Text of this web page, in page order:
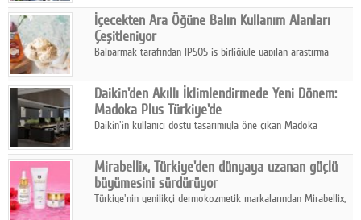
ettiriyor.
İçecekten Ara Öğüne Balın Kullanım Alanları
Çeşitleniyor
Balparmak tarafından IPSOS iş birliğiyle yapılan araştırma
ıhlamur gibi içeceklerde tercih ettiğini ortaya koyuyor.
Daikin'den Akıllı İklimlendirmede Yeni Dönem:
Madoka Plus Türkiye'de
Daikin'in kullanıcı dostu tasarımıyla öne çıkan Madoka
kontrol ünitesi Madoka Plus Türkiye'de satışa sunuldu.
Mirabellix, Türkiye'den dünyaya uzanan güçlü
büyümesini sürdürüyor
Türkiye'nin yenilikçi dermokozmetik markalarından Mirabellix,